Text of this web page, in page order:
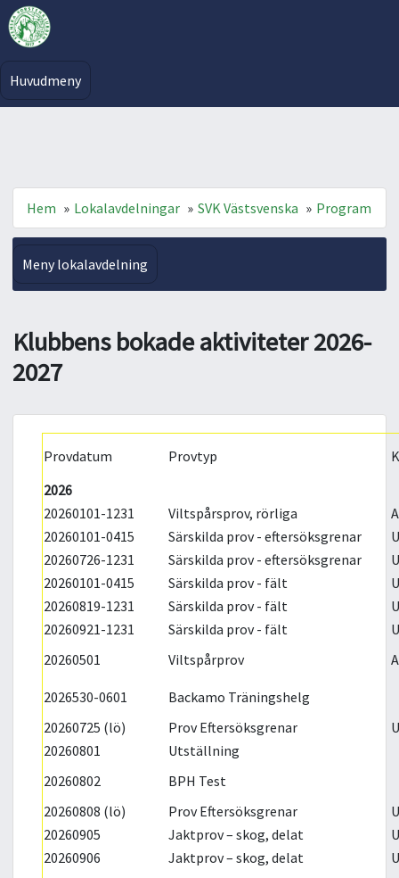
Huvudmeny
Hem » Lokalavdelningar » SVK Västsvenska » Program
Meny lokalavdelning
Klubbens bokade aktiviteter 2026-
2027
Provdatum Provtyp
2026
20260101-1231
Viltspårsprov, rörliga
20260101-0415
Särskilda prov - eftersöksgrenar
20260726-1231
Särskilda prov - eftersöksgrenar
20260101-0415
Särskilda prov - fält
20260819-1231
Särskilda prov - fält
20260921-1231
Särskilda prov - fält
20260501
Viltspårprov
2026530-0601
Backamo Träningshelg
20260725 (lö)
Prov Eftersöksgrenar
20260801
Utställning
20260802
BPH Test
20260808 (lö)
Prov Eftersöksgrenar
20260905
Jaktprov – skog, delat
20260906
Jaktprov – skog, delat